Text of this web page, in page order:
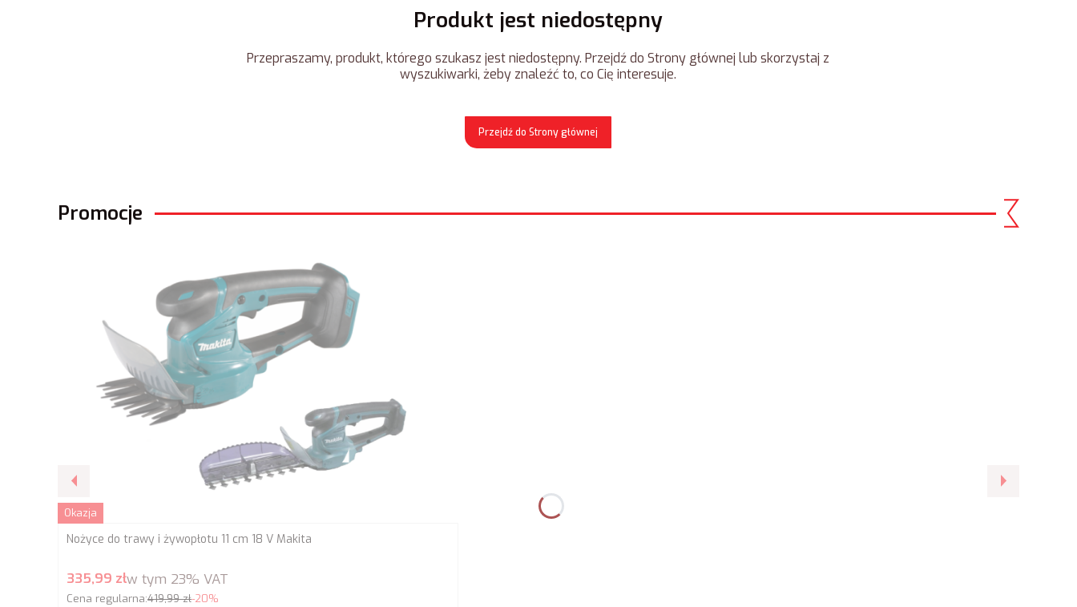
Produkt jest niedostępny
Przepraszamy, produkt, którego szukasz jest niedostępny. Przejdź do Strony głównej lub skorzystaj z
wyszukiwarki, żeby znaleźć to, co Cię interesuje.
Przejdź do Strony głównej
Promocje
Okazja
Nożyce do trawy i żywopłotu 11 cm 18 V Makita
Cena promocyjna brutto
335,99 złw tym 23% VAT
Cena regularna:419,99 zł-20%